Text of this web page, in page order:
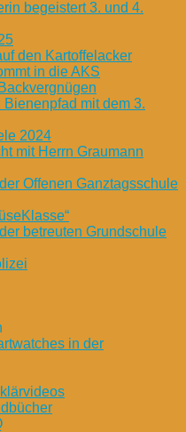
begeistert 3. und 4.
den Kartoffelacker
in die AKS
mit dem 3.
2024
mit Herrn Graumann
Offenen Ganztagsschule
betreuten Grundschule
in der